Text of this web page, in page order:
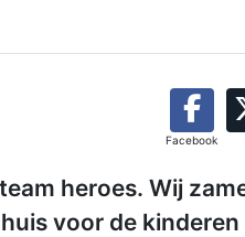
Facebook
heroes. Wij
voor de